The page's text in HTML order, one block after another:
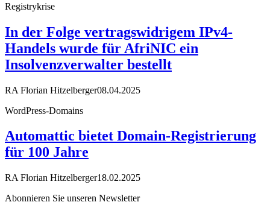
Registrykrise
In der Folge vertragswidrigem IPv4-
Handels wurde für AfriNIC ein
Insolvenzverwalter bestellt
RA Florian Hitzelberger08.04.2025
WordPress-Domains
Automattic bietet Domain-Registrierung
für 100 Jahre
RA Florian Hitzelberger18.02.2025
Abonnieren Sie unseren Newsletter